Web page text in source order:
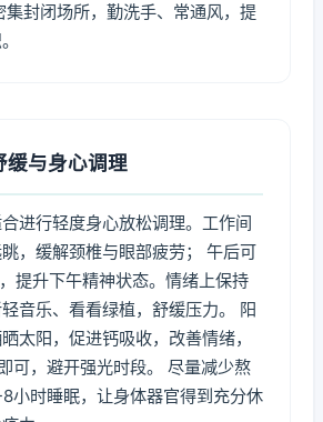
集封闭场所，勤洗手、常通风，提
缓与身心调理
进行轻度身心放松调理。工作间
，缓解颈椎与眼部疲劳； 午后可
提升下午精神状态。情绪上保持
音乐、看看绿植，舒缓压力。 阳
太阳，促进钙吸收，改善情绪，
可，避开强光时段。 尽量减少熬
小时睡眠，让身体器官得到充分休